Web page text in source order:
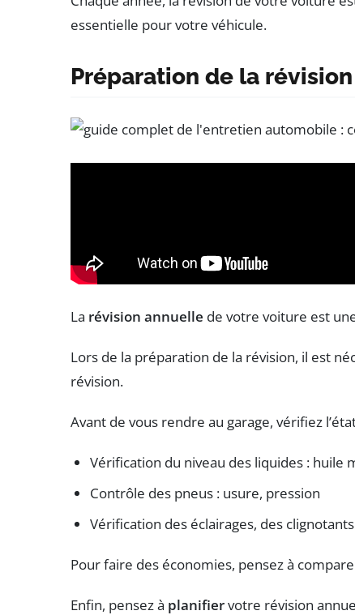
essentielle pour votre véhicule.
Préparation de la révision
La révision annuelle de votre voiture est
Lors de la préparation de la révision, il est
révision.
Avant de vous rendre au garage, vérifiez
Vérification du niveau des liquides :
Contrôle des pneus : usure, pression
Vérification des éclairages, des
Pour faire des économies, pensez à
Enfin, pensez à planifiervotre révision